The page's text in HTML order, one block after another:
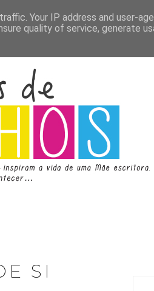
SI
Your IP address and user-
quality of service, generate